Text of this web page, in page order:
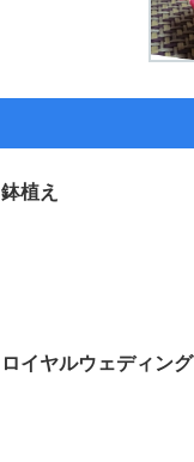
鉢植え
ロイヤルウェディング